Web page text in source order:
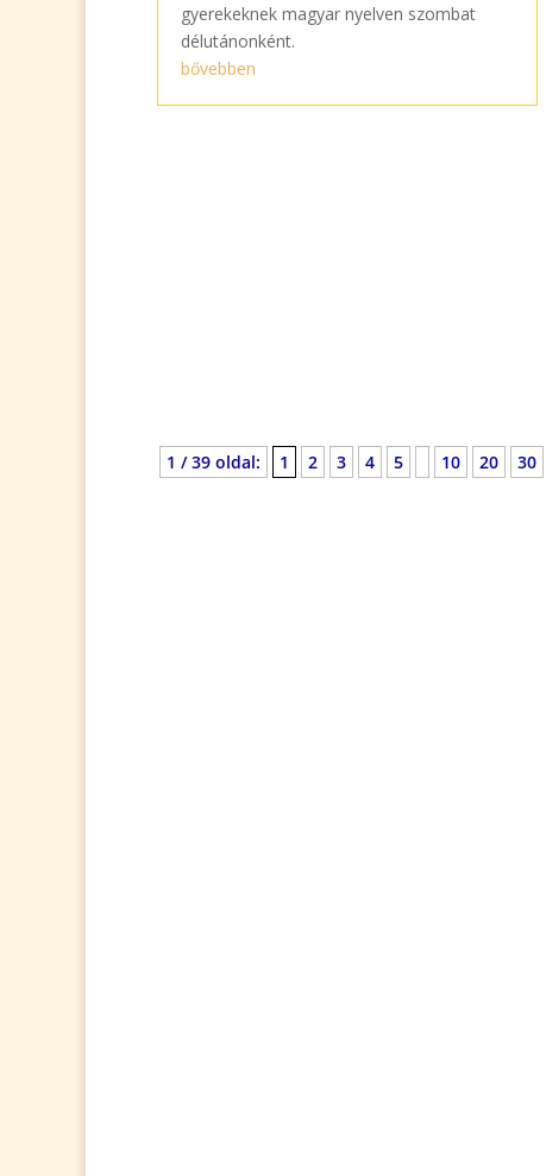
gyerekeknek magyar nyelven szombat
délutánonként.
bővebben
1 / 39 oldal: 1 2 3 4 5 10 20 30